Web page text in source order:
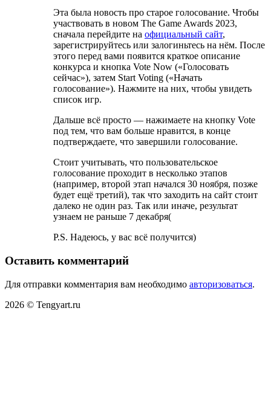
Эта была новость про старое голосование. Чтобы
участвовать в новом The Game Awards 2023,
сначала перейдите на официальный сайт,
зарегистрируйтесь или залогиньтесь на нём. После
этого перед вами появится краткое описание
конкурса и кнопка Vote Now («Голосовать
сейчас»), затем Start Voting («Начать
голосование»). Нажмите на них, чтобы увидеть
список игр.
Дальше всё просто — нажимаете на кнопку Vote
под тем, что вам больше нравится, в конце
подтверждаете, что завершили голосование.
Стоит учитывать, что пользовательское
голосование проходит в несколько этапов
(например, второй этап начался 30 ноября, позже
будет ещё третий), так что заходить на сайт стоит
далеко не один раз. Так или иначе, результат
узнаем не раньше 7 декабря(
P.S. Надеюсь, у вас всё получится)
Оставить комментарий
Для отправки комментария вам необходимо авторизоваться.
2026 © Tengyart.ru